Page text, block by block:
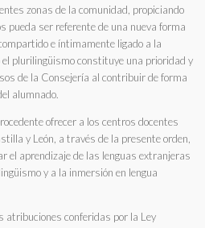
zonas de la comunidad, propiciando
pueda ser referente de una nueva forma
e íntimamente ligado a la
plurilingüismo constituye una prioridad y
de la Consejería al contribuir de forma
alumnado.
ofrecer a los centros docentes
y León, a través de la presente orden,
el aprendizaje de las lenguas extranjeras
y a la inmersión en lengua
atribuciones conferidas por la Ley